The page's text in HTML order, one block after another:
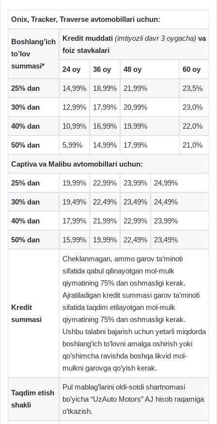
Onix, Tracker, Traverse avtomobillari uchun:
Boshlang’ich
to’lov
summasi*
Kredit muddati (imtiyozli davr 3 oygacha) va
foiz stavkalari
24 oy 36 oy 48 oy 60 oy
25% dan 14,99% 18,99% 21,99% 23,5%
30% dan 12,99% 17,99% 20,99% 23,0%
40% dan 10,99% 16,99% 19,99% 22,0%
50% dan 5,99% 14,99% 17,99% 21,0%
Captiva va Malibu avtomobillari uchun:
25% dan 19,99% 22,99% 23,99% 24,99%
30% dan 19,49% 22,49% 23,49% 24,49%
40% dan 17,99% 21,99% 22,99% 23,99%
50% dan 15,99% 19,99% 22,49% 23,49%
Kredit
summasi
Cheklanmagan, ammo garov ta’minoti
sifatida qabul qilinayotgan mol-mulk
qiymatining 75% dan oshmasligi kerak.
Ajratiladigan kredit summasi garov ta’minoti
sifatida taqdim etilayotgan mol-mulk
qiymatining 75% dan oshmasligi kerak.
Ushbu talabni bajarish uchun yetarli miqdorda
boshlang’ich to’lovni amalga oshirish yoki
qo’shimcha ravishda boshqa likvid mol-
mulkni garovga qo’yish kerak.
Taqdim etish
shakli
Pul mablag’larini oldi-sotdi shartnomasi
bo’yicha “UzAuto Motors” AJ hisob raqamiga
o’tkazish.